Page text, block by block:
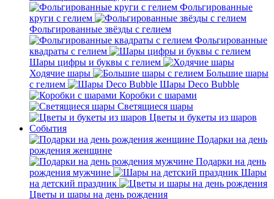
Фольгированные
круги с гелием
Фольгированные звёзды с гелием
Фольгированные
квадраты с гелием
Шары цифры и буквы с гелием
Ходячие шары
Большие шары
с гелием
Шары Deco Bubble
Коробки с шарами
Светящиеся шары
Цветы и букеты из шаров
События
Подарки на день
рождения женщине
Подарки на день
рождения мужчине
Шары
на детский праздник
Цветы и шары на день рождения